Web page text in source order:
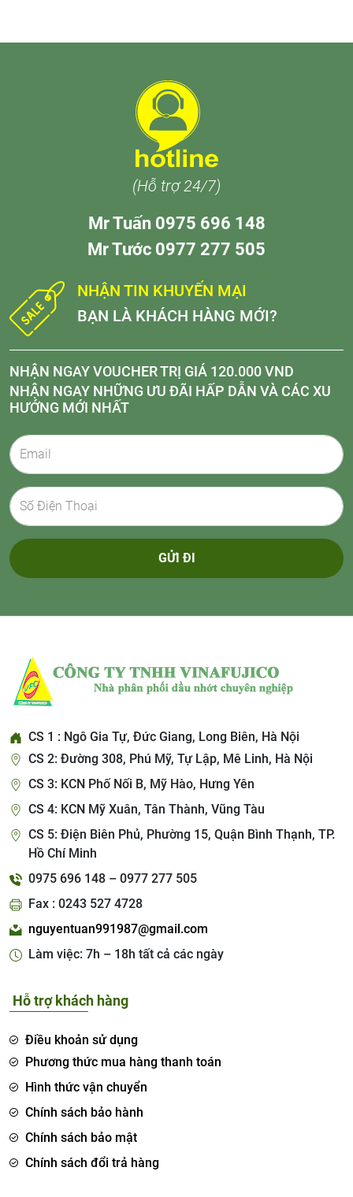
(Hỗ trợ 24/7)
Mr Tuấn 0975 696 148
Mr Tước 0977 277 505
NHẬN TIN KHUYẾN MẠI
BẠN LÀ KHÁCH HÀNG MỚI?
NHẬN NGAY VOUCHER TRỊ GIÁ 120.000 VND
NHẬN NGAY NHỮNG ƯU ĐÃI HẤP DẪN VÀ CÁC XU
HƯỚNG MỚI NHẤT
GỬI ĐI
CS 1 : Ngô Gia Tự, Đức Giang, Long Biên, Hà Nội
CS 2: Đường 308, Phú Mỹ, Tự Lập, Mê Linh, Hà Nội
CS 3: KCN Phố Nối B, Mỹ Hào, Hưng Yên
CS 4: KCN Mỹ Xuân, Tân Thành, Vũng Tàu
CS 5: Điện Biên Phủ, Phường 15, Quận Bình Thạnh, TP.
Hồ Chí Minh
0975 696 148 – 0977 277 505
Fax : 0243 527 4728
nguyentuan991987@gmail.com
Làm việc: 7h – 18h tất cả các ngày
Hỗ trợ khách hàng
Điều khoản sử dụng
Phương thức mua hàng thanh toán
Hình thức vận chuyển
Chính sách bảo hành
Chính sách bảo mật
Chính sách đổi trả hàng